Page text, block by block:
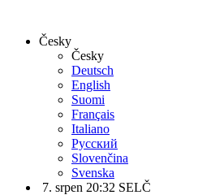
Česky
Česky
Deutsch
English
Suomi
Français
Italiano
Русский
Slovenčina
Svenska
7. srpen 20:32 SELČ